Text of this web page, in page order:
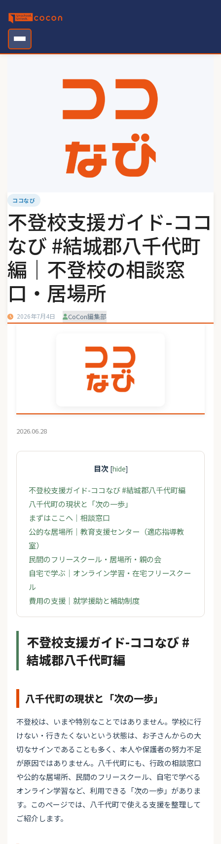
content
ココなび
不登校支援ガイド-ココ
なび #結城郡八千代町
編｜不登校の相談窓
口・居場所
2026年7月4日 CoCon編集部
2026.06.28
目次 [hide]
不登校支援ガイド-ココなび #結城郡八千代町編
八千代町の現状と「次の一歩」
まずはここへ｜相談窓口
公的な居場所｜教育支援センター（適応指導教
室）
民間のフリースクール・居場所・親の会
自宅で学ぶ｜オンライン学習・在宅フリースクー
ル
費用の支援｜就学援助と補助制度
不登校支援ガイド-ココなび #
結城郡八千代町編
八千代町の現状と「次の一歩」
不登校は、いまや特別なことではありません。学校に行
けない・行きたくないという状態は、お子さんからの大
切なサインであることも多く、本人や保護者の努力不足
が原因ではありません。八千代町にも、行政の相談窓口
や公的な居場所、民間のフリースクール、自宅で学べる
オンライン学習など、利用できる「次の一歩」がありま
す。このページでは、八千代町で使える支援を整理して
ご紹介します。